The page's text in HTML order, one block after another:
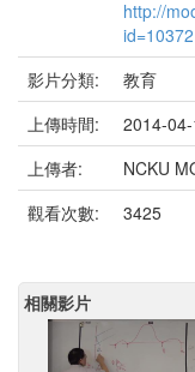
http://
id=10372
影片分類:
教育
上傳時間:
2014-
上傳者:
NCKU
觀看次數:
3425
相關影片